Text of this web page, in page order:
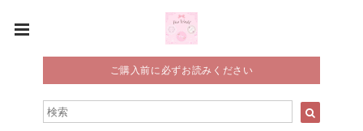
ご購入前に必ずお読みください